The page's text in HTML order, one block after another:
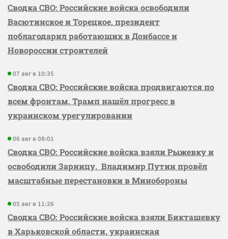
Сводка СВО: Российские войска освободили
Васютинское и Торецкое, президент
поблагодарил работающих в Донбассе и
Новороссии строителей
07 авг в 10:35
Сводка СВО: Российские войска продвигаются по
всем фронтам, Трамп нашёл прогресс в
украинском урегулировании
06 авг в 08:01
Сводка СВО: Российские войска взяли Рыжевку и
освободили Зарницу, Владимир Путин провёл
масштабные перестановки в Минобороны
05 авг в 11:26
Сводка СВО: Российские войска взяли Бикташевку
в Харьковской области, украинская